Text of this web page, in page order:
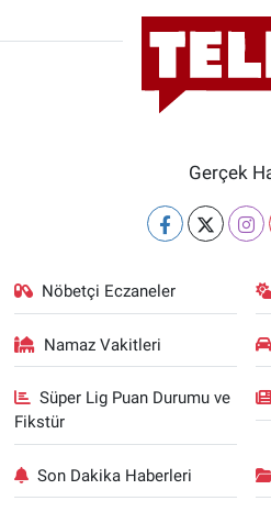
Gerçek
Nöbetçi Eczaneler
Namaz Vakitleri
Süper Lig Puan Durumu ve
Fikstür
Son Dakika Haberleri